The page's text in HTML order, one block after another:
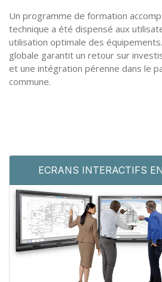
Un programme de formation
technique a été dispensé aux
utilisation optimale des
globale garantit un retour sur
et une intégration pérenne dans le
commune.
ECRANS INTERACTIFS